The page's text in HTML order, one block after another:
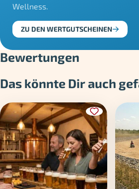
Wellness.
ZU DEN WERTGUTSCHEINEN
Bewertungen
Das könnte Dir auch